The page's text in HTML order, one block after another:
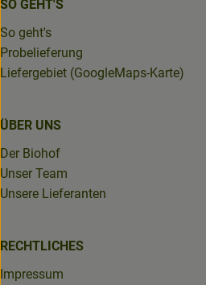
SO GEHT'S
So geht's
Probelieferung
Liefergebiet (GoogleMaps-Karte)
ÜBER UNS
Der Biohof
Unser Team
Unsere Lieferanten
RECHTLICHES
Impressum